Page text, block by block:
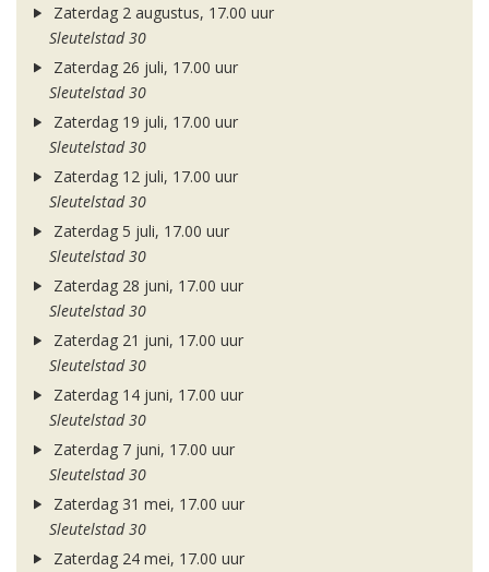
Zaterdag 2 augustus, 17.00 uur
Sleutelstad 30
Zaterdag 26 juli, 17.00 uur
Sleutelstad 30
Zaterdag 19 juli, 17.00 uur
Sleutelstad 30
Zaterdag 12 juli, 17.00 uur
Sleutelstad 30
Zaterdag 5 juli, 17.00 uur
Sleutelstad 30
Zaterdag 28 juni, 17.00 uur
Sleutelstad 30
Zaterdag 21 juni, 17.00 uur
Sleutelstad 30
Zaterdag 14 juni, 17.00 uur
Sleutelstad 30
Zaterdag 7 juni, 17.00 uur
Sleutelstad 30
Zaterdag 31 mei, 17.00 uur
Sleutelstad 30
Zaterdag 24 mei, 17.00 uur